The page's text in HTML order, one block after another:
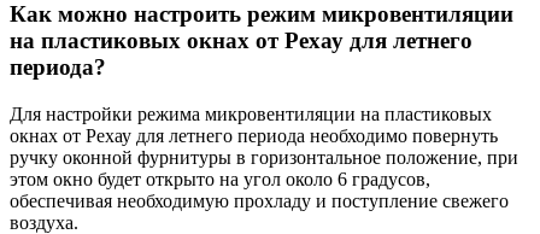
Как можно настроить режим микровентиляции
на пластиковых окнах от Рехау для летнего
периода?
Для настройки режима микровентиляции на пластиковых
окнах от Рехау для летнего периода необходимо повернуть
ручку оконной фурнитуры в горизонтальное положение, при
этом окно будет открыто на угол около 6 градусов,
обеспечивая необходимую прохладу и поступление свежего
воздуха.